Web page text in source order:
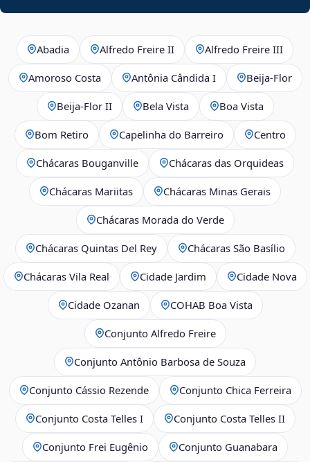
Abadia Alfredo Freire II Alfredo Freire III
Amoroso Costa Antônia Cândida I Beija‑Flor
Beija‑Flor II Bela Vista Boa Vista
Bom Retiro Capelinha do Barreiro Centro
Chácaras Bouganville Chácaras das Orquideas
Chácaras Mariitas Chácaras Minas Gerais
Chácaras Morada do Verde
Chácaras Quintas Del Rey Chácaras São Basílio
Chácaras Vila Real Cidade Jardim Cidade Nova
Cidade Ozanan COHAB Boa Vista
Conjunto Alfredo Freire
Conjunto Antônio Barbosa de Souza
Conjunto Cássio Rezende Conjunto Chica Ferreira
Conjunto Costa Telles I Conjunto Costa Telles II
Conjunto Frei Eugênio Conjunto Guanabara